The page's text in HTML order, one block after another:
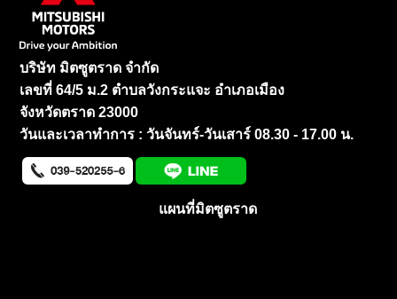
บริษัท มิตซูตราด จำกัด
เลขที่ 64/5 ม.2 ตำบลวังกระแจะ อำเภอเมือง
จังหวัดตราด 23000
วันและเวลาทำการ : วันจันทร์-วันเสาร์ 08.30 - 17.00 น.
แผนที่มิตซูตราด